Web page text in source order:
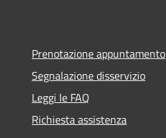
Prenotazione appuntamento
Segnalazione disservizio
Leggi le FAQ
Richiesta assistenza